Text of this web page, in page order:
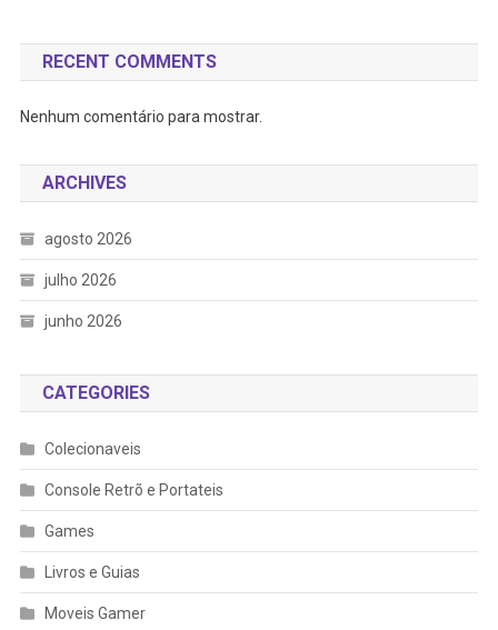
RECENT COMMENTS
Nenhum comentário para mostrar.
ARCHIVES
agosto 2026
julho 2026
junho 2026
CATEGORIES
Colecionaveis
Console Retrõ e Portateis
Games
Livros e Guias
Moveis Gamer